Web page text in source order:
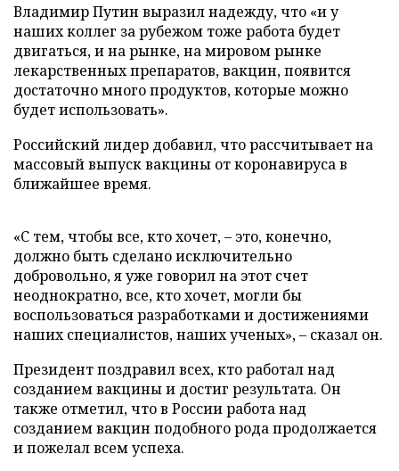
Владимир Путин выразил надежду, что «и у
наших коллег за рубежом тоже работа будет
двигаться, и на рынке, на мировом рынке
лекарственных препаратов, вакцин, появится
достаточно много продуктов, которые можно
будет использовать».
Российский лидер добавил, что рассчитывает на
массовый выпуск вакцины от коронавируса в
ближайшее время.
«С тем, чтобы все, кто хочет, – это, конечно,
должно быть сделано исключительно
добровольно, я уже говорил на этот счет
неоднократно, все, кто хочет, могли бы
воспользоваться разработками и достижениями
наших специалистов, наших ученых», – сказал он.
Президент поздравил всех, кто работал над
созданием вакцины и достиг результата. Он
также отметил, что в России работа над
созданием вакцин подобного рода продолжается
и пожелал всем успеха.